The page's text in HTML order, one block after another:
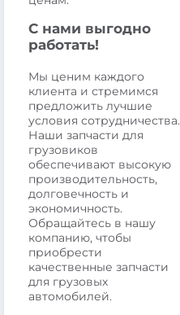
С нами выгодно
работать!
Мы ценим каждого
клиента и стремимся
предложить лучшие
условия сотрудничества.
Наши запчасти для
грузовиков
обеспечивают высокую
производительность,
долговечность и
экономичность.
Обращайтесь в нашу
компанию, чтобы
приобрести
качественные запчасти
для грузовых
автомобилей.